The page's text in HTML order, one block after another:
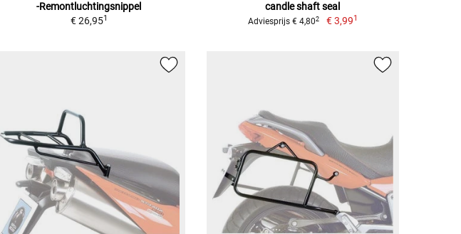
-Remontluchtingsnippel
€ 26,951
candle shaft seal
Adviesprijs € 4,802 € 3,991